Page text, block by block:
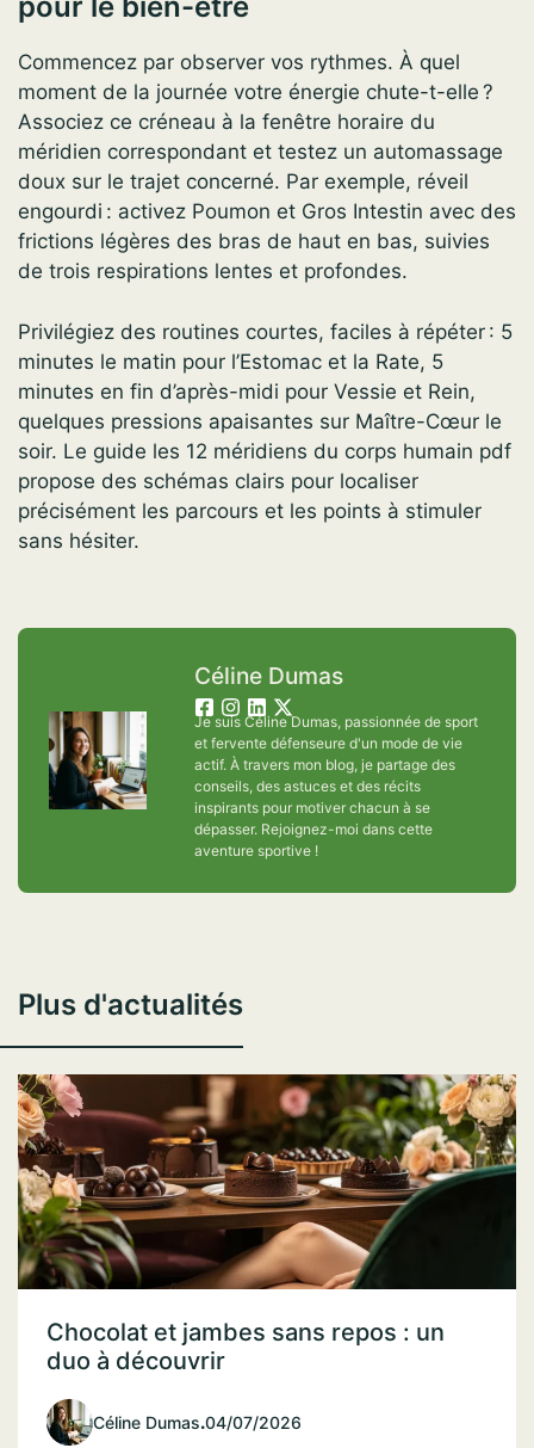
pour le bien-être
Commencez par observer vos rythmes. À quel
moment de la journée votre énergie chute-t-elle ?
Associez ce créneau à la fenêtre horaire du
méridien correspondant et testez un automassage
doux sur le trajet concerné. Par exemple, réveil
engourdi : activez Poumon et Gros Intestin avec des
frictions légères des bras de haut en bas, suivies
de trois respirations lentes et profondes.
Privilégiez des routines courtes, faciles à répéter : 5
minutes le matin pour l’Estomac et la Rate, 5
minutes en fin d’après-midi pour Vessie et Rein,
quelques pressions apaisantes sur Maître-Cœur le
soir. Le guide les 12 méridiens du corps humain pdf
propose des schémas clairs pour localiser
précisément les parcours et les points à stimuler
sans hésiter.
Céline Dumas
Je suis Céline Dumas, passionnée de sport
et fervente défenseure d'un mode de vie
actif. À travers mon blog, je partage des
conseils, des astuces et des récits
inspirants pour motiver chacun à se
dépasser. Rejoignez-moi dans cette
aventure sportive !
Plus d'actualités
Chocolat et jambes sans repos : un
duo à découvrir
Céline Dumas.04/07/2026